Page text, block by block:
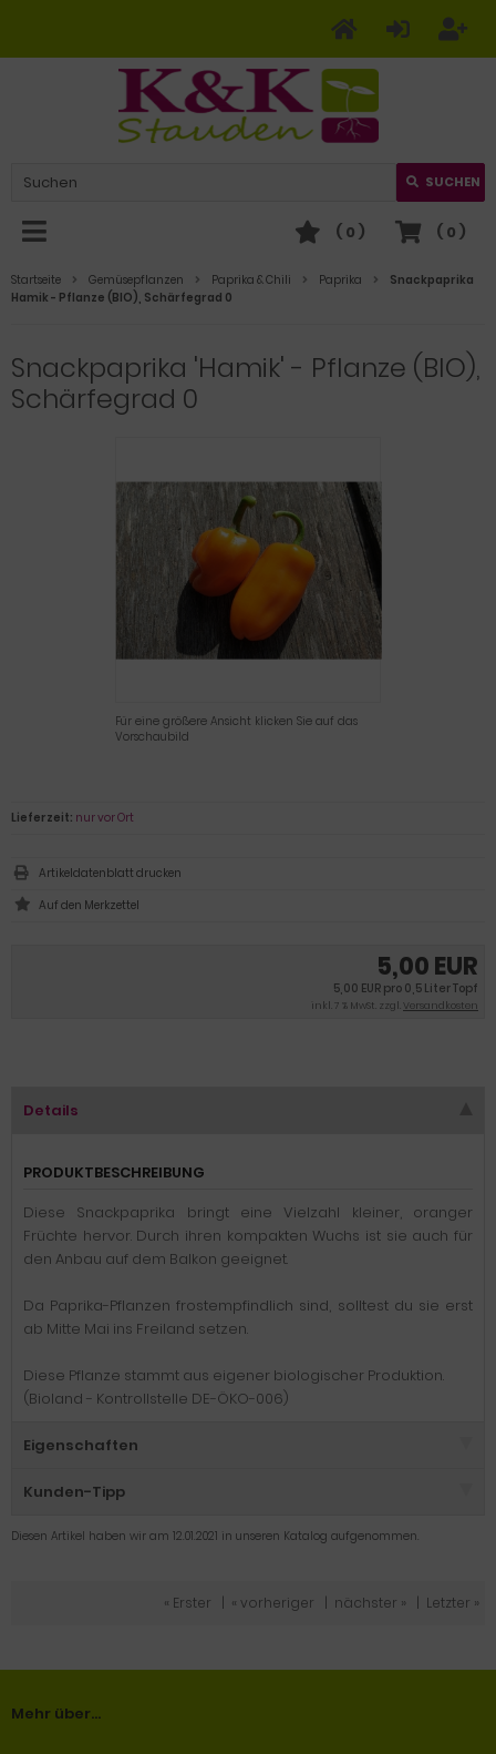
SUCHEN
( 0 )
( 0 )
Startseite Gemüsepflanzen Paprika & Chili Paprika
Snackpaprika
Hamik - Pflanze (BIO), Schärfegrad 0
Snackpaprika 'Hamik' - Pflanze (BIO),
Schärfegrad 0
Für eine größere Ansicht klicken Sie auf das
Vorschaubild
5,00 EUR
5,00 EUR pro 0,5 Liter Topf
inkl. 7 % MwSt. zzgl.Versandkosten
Lieferzeit: nur vor Ort
Artikeldatenblatt drucken
Details
PRODUKTBESCHREIBUNG
Diese Snackpaprika bringt eine Vielzahl kleiner, oranger
Früchte hervor. Durch ihren kompakten Wuchs ist sie auch für
den Anbau auf dem Balkon geeignet.
Da Paprika-Pflanzen frostempfindlich sind, solltest du sie erst
ab Mitte Mai ins Freiland setzen.
Diese Pflanze stammt aus eigener biologischer Produktion.
(Bioland - Kontrollstelle DE-ÖKO-006)
Eigenschaften
Kunden-Tipp
Diesen Artikel haben wir am 12.01.2021 in unseren Katalog aufgenommen.
« Erster « vorheriger nächster » Letzter »
Mehr über...